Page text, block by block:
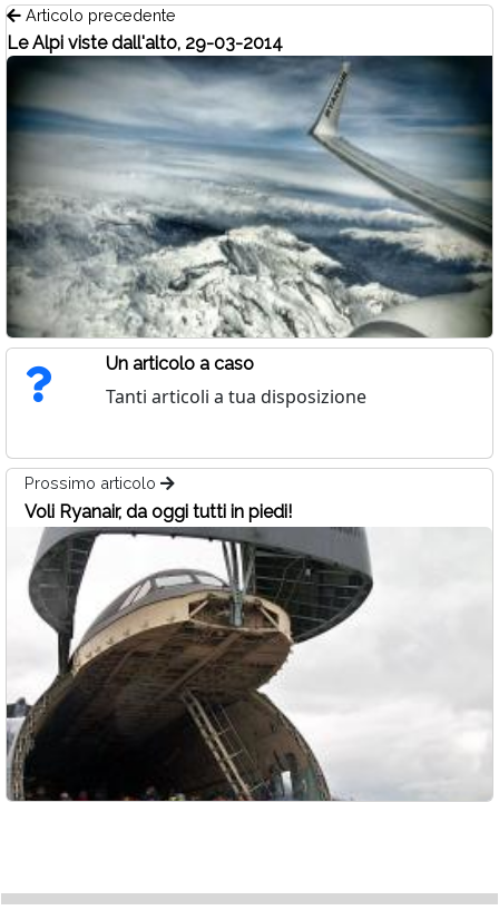
Articolo precedente
Le Alpi viste dall'alto, 29-03-2014
Un articolo a caso
Tanti articoli a tua disposizione
Prossimo articolo
Voli Ryanair, da oggi tutti in piedi!